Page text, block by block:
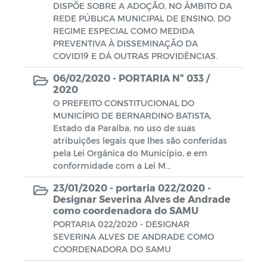
Plano de Ação - SIAFIC
Diagnóstico elaborado - SIAFIC
Lei Aldir Blanc
Edital Artistas Batistenses Lei Aldir
Blanc 14.017/2020
Lei Aldir Blanc
PRÊMIO PAULO FREIRE
DISPÕE SOBRE A ADOÇÃO, NO ÂMBITO DA
REDE PÚBLICA MUNICIPAL DE ENSINO, DO
REGIME ESPECIAL COMO MEDIDA
PREVENTIVA À DISSEMINAÇÃO DA
COVID19 E DÁ OUTRAS PROVIDÊNCIAS.
06/02/2020 - PORTARIA Nº 033 /
2020
O PREFEITO CONSTITUCIONAL DO
MUNICÍPIO DE BERNARDINO BATISTA,
Estado da Paraíba, no uso de suas
atribuições legais que lhes são conferidas
pela Lei Orgânica do Município, e em
conformidade com a Lei M...
23/01/2020 - portaria 022/2020 -
Designar Severina Alves de Andrade
como coordenadora do SAMU
PORTARIA 022/2020 - DESIGNAR
SEVERINA ALVES DE ANDRADE COMO
COORDENADORA DO SAMU